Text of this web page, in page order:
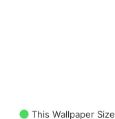
This Wallpaper Size